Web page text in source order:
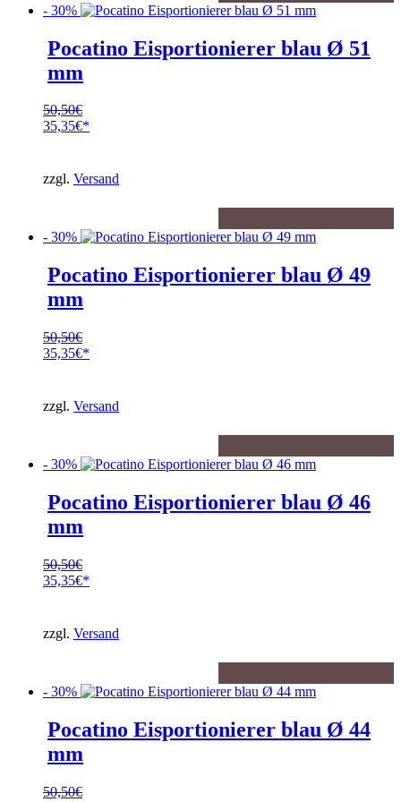
- 30%
Pocatino Eisportionierer blau Ø 51
mm
50,50€
Ursprünglicher
50,50€
35,35€
ist:
35,35€.
zzgl. Versand
- 30%
Pocatino Eisportionierer blau Ø 49
mm
50,50€
Ursprünglicher
50,50€
35,35€
ist:
35,35€.
zzgl. Versand
- 30%
Pocatino Eisportionierer blau Ø 46
mm
50,50€
Ursprünglicher
50,50€
35,35€
ist:
35,35€.
zzgl. Versand
- 30%
Pocatino Eisportionierer blau Ø 44
mm
50,50€